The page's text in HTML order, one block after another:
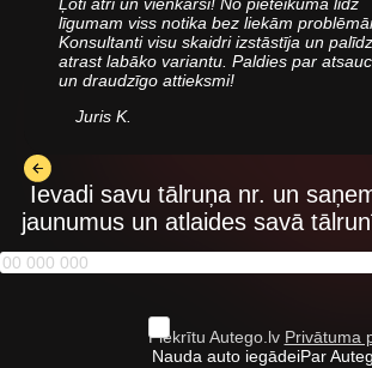
līgumam viss notika bez liekām
Konsultanti visu skaidri izstāstīja un
atrast labāko variantu. Paldies par
un draudzīgo attieksmi!
Juris K.
Ievadi savu tālruņa nr. un
jaunumus un atlaides savā
Piekrītu Autego.lv Privātuma
Nauda auto iegādeiPar